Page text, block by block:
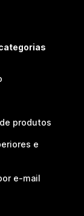
produtos
e
e-mail